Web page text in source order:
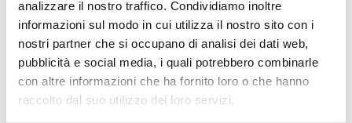
analizzare il nostro traffico. Condividiamo inoltre
informazioni sul modo in cui utilizza il nostro sito con i
nostri partner che si occupano di analisi dei dati web,
pubblicità e social media, i quali potrebbero combinarle
con altre informazioni che ha fornito loro o che hanno
raccolto dal suo utilizzo dei loro servizi.
REQUEST A QUOTE